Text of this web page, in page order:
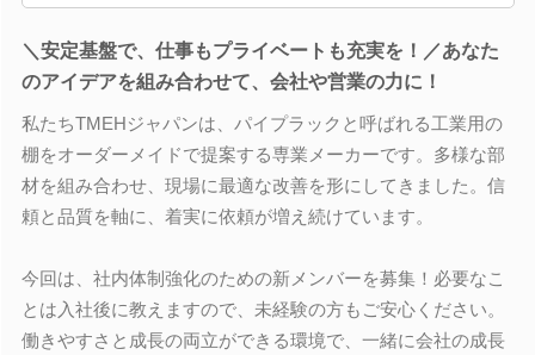
＼安定基盤で、仕事もプライベートも充実を！／あなた
のアイデアを組み合わせて、会社や営業の力に！
私たちTMEHジャパンは、パイプラックと呼ばれる工業用の
棚をオーダーメイドで提案する専業メーカーです。多様な部
材を組み合わせ、現場に最適な改善を形にしてきました。信
頼と品質を軸に、着実に依頼が増え続けています。
今回は、社内体制強化のための新メンバーを募集！必要なこ
とは入社後に教えますので、未経験の方もご安心ください。
働きやすさと成長の両立ができる環境で、一緒に会社の成長